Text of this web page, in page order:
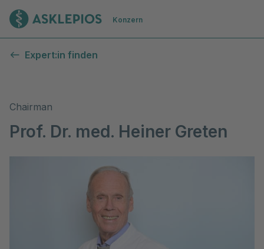
Zur Startseite
Konzern
Expert:in finden
Chairman
Prof. Dr. med. Heiner Greten